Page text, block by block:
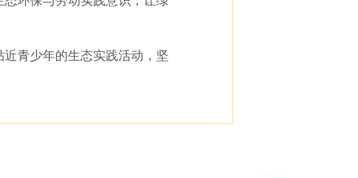
青少年的生态实践活动，坚